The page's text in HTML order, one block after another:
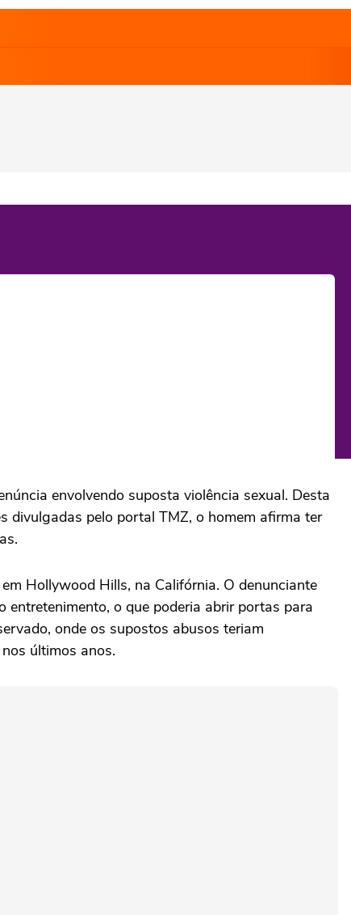
envolvendo suposta violência sexual. Desta
divulgadas pelo portal TMZ, o homem afirma ter
Hollywood Hills, na Califórnia. O denunciante
o que poderia abrir portas para
onde os supostos abusos teriam
últimos anos.